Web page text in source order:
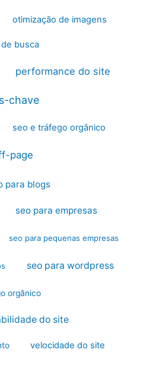
otimização de imagens
busca
performance do site
chave
seo e tráfego orgânico
page
para blogs
seo para empresas
seo para pequenas empresas
seo para wordpress
orgânico
do site
velocidade do site